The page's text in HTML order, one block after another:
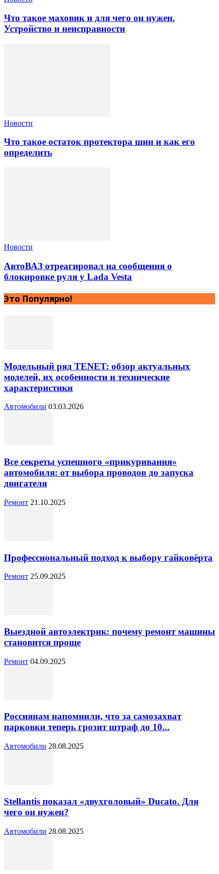
Что такое маховик и для чего он нужен.
Устройство и неисправности
Новости
Что такое остаток протектора шин и как его
определить
Новости
АвтоВАЗ отреагировал на сообщения о
блокировке руля у Lada Vesta
Это Популярно!
Модельный ряд TENET: обзор актуальных
моделей, их особенности и технические
характеристики
Автомобили 03.03.2026
Все секреты успешного «прикуривания»
автомобиля: от выбора проводов до запуска
двигателя
Ремонт 21.10.2025
Профессиональный подход к выбору гайковёрта
Ремонт 25.09.2025
Выездной автоэлектрик: почему ремонт машины
становится проще
Ремонт 04.09.2025
Россиянам напомнили, что за самозахват
парковки теперь грозит штраф до 10...
Автомобили 28.08.2025
Stellantis показал «двухголовый» Ducato. Для
чего он нужен?
Автомобили 28.08.2025